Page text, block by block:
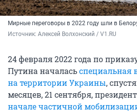
Мирные переговоры в 2022 году шли в
Источник: Алексей Волхонский / V1.RU
24 февраля 2022 года по
Путина началасьспециальная
на территории Украины,
месяцев, 21 сентября,
начале частичной